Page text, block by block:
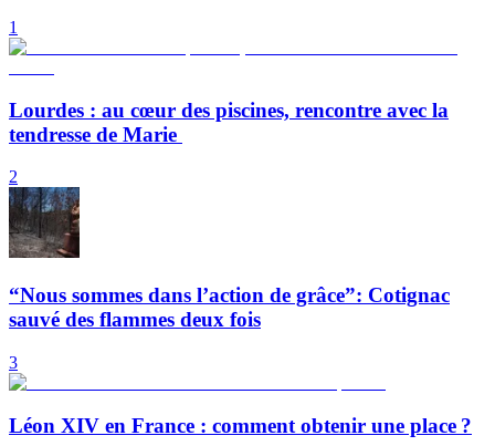
1
Lourdes : au cœur des piscines, rencontre avec la
tendresse de Marie
2
“Nous sommes dans l’action de grâce”: Cotignac
sauvé des flammes deux fois
3
Léon XIV en France : comment obtenir une place ?